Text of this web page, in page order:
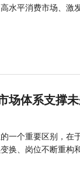
水平消费市场、激
场体系支撑
一个重要区别，在
换、岗位不断重构